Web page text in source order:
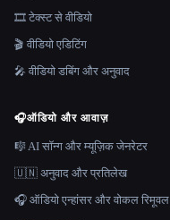
🎞️ टेक्स्ट से वीडियो
🎬 वीडियो एडिटिंग
🎤 वीडियो डबिंग और अनुवाद
🎧ऑडियो और आवाज़
🎼 AI सॉन्ग और म्यूज़िक जेनरेटर
🇺🇳 अनुवाद और प्रतिलेख
🎧 ऑडियो एन्हांसर और वोकल रिमूवल